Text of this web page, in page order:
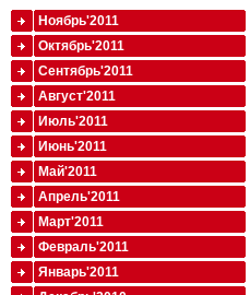
Ноябрь'2011
Октябрь'2011
Сентябрь'2011
Август'2011
Июль'2011
Июнь'2011
Май'2011
Апрель'2011
Март'2011
Февраль'2011
Январь'2011